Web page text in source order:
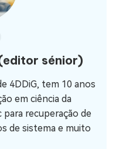
sénior)
4DDiG, tem 10 anos
em ciência da
recuperação de
de sistema e muito